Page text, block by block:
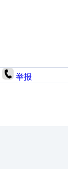
举报